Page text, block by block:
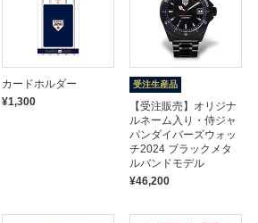
カードホルダー
¥1,300
受注生産品
【受注販売】オリジナ
ルネーム入り・侍ジャ
パンダイバーズウォッ
チ2024 ブラックメタ
ルバンドモデル
¥46,200